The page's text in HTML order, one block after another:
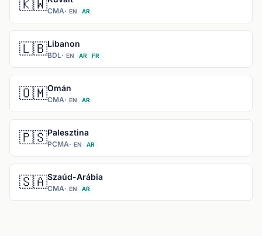
🇰🇼CMA· EN AR
🇱🇧Libanon
BDL· EN AR FR
🇴🇲Omán
CMA· EN AR
🇵🇸Palesztina
PCMA· EN AR
🇸🇦Szaúd-Arábia
CMA· EN AR